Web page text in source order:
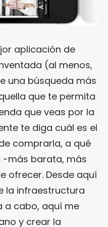
aplicación de
(al menos,
una búsqueda más
que te permita
que veas por la
te diga cuál es el
comprarla, a qué
-más barata, más
ofrecer. Desde aquí
la infraestructura
a cabo, aquí me
y crear la